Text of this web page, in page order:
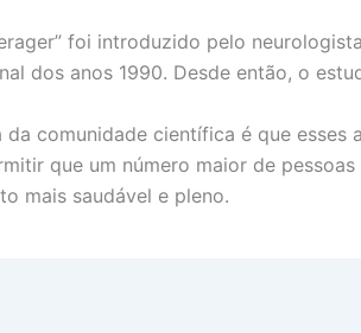
foi introduzido pelo
dos anos 1990. Desde então, o
da comunidade científica é que
que um número maior de
mais saudável e pleno.